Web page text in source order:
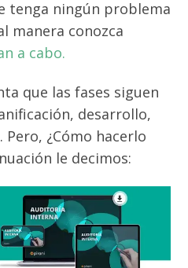
tenga ningún problema
manera conozca
a cabo.
que las fases siguen
desarrollo,
¿Cómo hacerlo
le decimos: